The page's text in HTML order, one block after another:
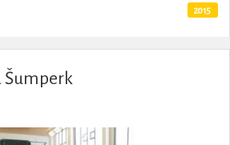
2015
Šumperk